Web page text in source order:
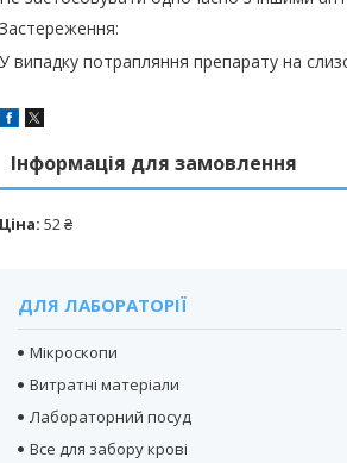
Застереження:
У випадку потрапляння препарату на
Інформація для замовлення
Ціна: 52 ₴
ДЛЯ ЛАБОРАТОРІЇ
Мікроскопи
Витратні матеріали
Лабораторний посуд
Все для забору крові